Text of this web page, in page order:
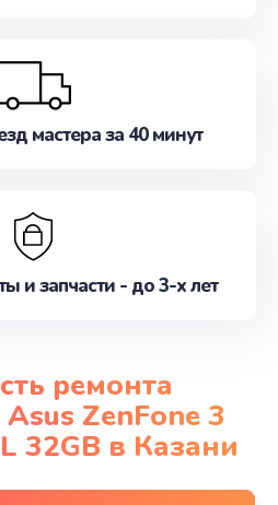
мастера за 40 минут
и запчасти - до 3-х лет
ремонта
ZenFone 3
32GB в Казани